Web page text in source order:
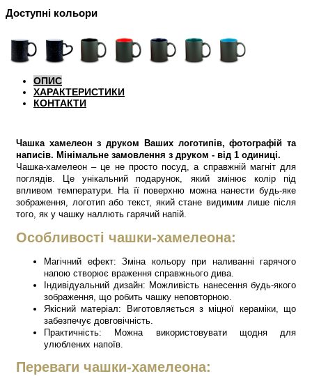
Доступні кольори
ОПИС
ХАРАКТЕРИСТИКИ
КОНТАКТИ
Чашка хамелеон з друком Ваших логотипів, фотографій та
написів. Мінімальне замовлення з друком - від 1 одиниці.
Чашка-хамелеон – це не просто посуд, а справжній магніт для
поглядів. Це унікальний подарунок, який змінює колір під
впливом температури. На її поверхню можна нанести будь-яке
зображення, логотип або текст, який стане видимим лише після
того, як у чашку наллють гарячий напій.
Особливості чашки-хамелеона:
Магічний ефект: Зміна кольору при наливанні гарячого
напою створює враження справжнього дива.
Індивідуальний дизайн: Можливість нанесення будь-якого
зображення, що робить чашку неповторною.
Якісний матеріал: Виготовляється з міцної кераміки, що
забезпечує довговічність.
Практичність: Можна використовувати щодня для
улюблених напоїв.
Переваги чашки-хамелеона: